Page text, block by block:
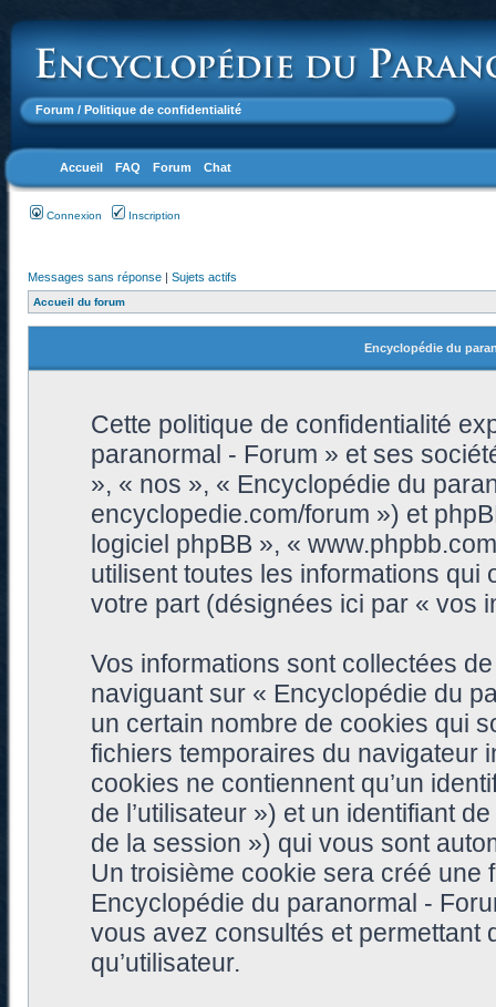
Forum / Politique de confidentialité
Accueil FAQ Forum Chat
Connexion Inscription
Messages sans réponse | Sujets actifs
Accueil du forum
Encyclopédie du
Cette politique de confidentialité
paranormal - Forum » et ses
», « nos », « Encyclopédie du
encyclopedie.com/forum ») et
logiciel phpBB », «
utilisent toutes les informations qui
votre part (désignées ici par « vos
Vos informations sont collectées
naviguant sur « Encyclopédie du
un certain nombre de cookies qui
fichiers temporaires du navigateur
cookies ne contiennent qu’un
de l’utilisateur ») et un identifiant
de la session ») qui vous sont
Un troisième cookie sera créé
Encyclopédie du paranormal -
vous avez consultés et permettant
qu’utilisateur.